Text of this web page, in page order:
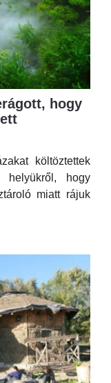
hogy
költöztettek
helyükről, hogy
miatt rájuk